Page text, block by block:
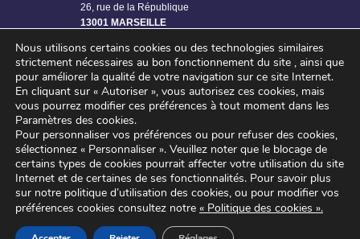
26, rue de la République
13001 MARSEILLE
©2024 SAGE ENGINEERING – Tous droits réservés
Mentions légales–Politique de confidentialité
Nous utilisons certains cookies ou des technologies similaires
strictement nécessaires au bon fonctionnement du site , ainsi que
pour améliorer la qualité de votre navigation sur ce site Internet.
En cliquant sur « Autoriser », vous autorisez ces cookies, mais
vous pourrez modifier ces préférences à tout moment dans les
Paramètres des cookies.
Pour personnaliser vos préférences ou pour refuser des cookies,
sélectionnez « Personnaliser ». Veuillez noter que le blocage de
certains types de cookies pourrait affecter votre utilisation du site
Internet et de certaines de ses fonctionnalités. Pour savoir plus
sur notre politique d’utilisation des cookies, ou pour modifier vos
préférences cookies consultez notre « Politique des cookies ».